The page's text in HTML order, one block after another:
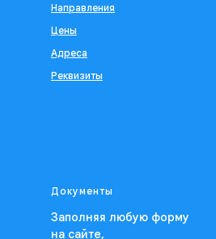
Направления
Цены
Адреса
Реквизиты
Документы
Заполняя любую форму
на сайте,